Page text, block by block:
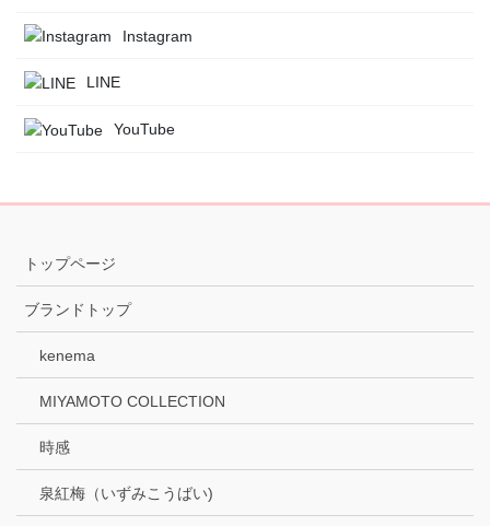
Instagram
LINE
YouTube
トップページ
ブランドトップ
kenema
MIYAMOTO COLLECTION
時感
泉紅梅（いずみこうばい)